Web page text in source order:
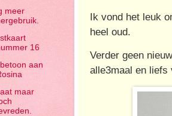
Ik vond het leuk
heel oud.
Verder geen
alle3maal en liefs
meer
16
aan
maar